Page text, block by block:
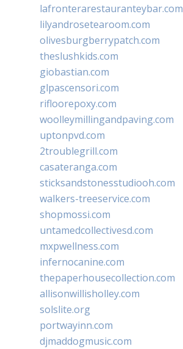
lafronterarestauranteybar.com
lilyandrosetearoom.com
olivesburgberrypatch.com
theslushkids.com
giobastian.com
glpascensori.com
rifloorepoxy.com
woolleymillingandpaving.com
uptonpvd.com
2troublegrill.com
casateranga.com
sticksandstonesstudiooh.com
walkers-treeservice.com
shopmossi.com
untamedcollectivesd.com
mxpwellness.com
infernocanine.com
thepaperhousecollection.com
allisonwillisholley.com
solslite.org
portwayinn.com
djmaddogmusic.com